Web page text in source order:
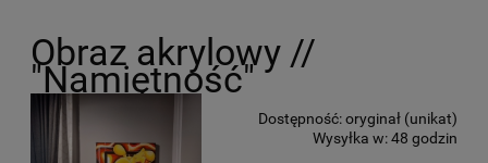
Obraz akrylowy //
"Namiętność"
Dostępność:oryginał (unikat)
Wysyłka w:48 godzin